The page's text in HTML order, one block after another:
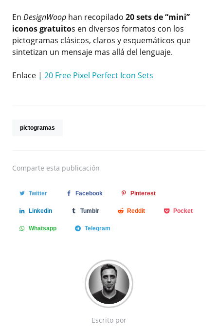
En DesignWoop han recopilado 20 sets de “mini”
iconos gratuitos en diversos formatos con los
pictogramas clásicos, claros y esquemáticos que
sintetizan un mensaje mas allá del lenguaje.
Enlace | 20 Free Pixel Perfect Icon Sets
pictogramas
Comparte esta publicación
Twitter Facebook Pinterest
Linkedin Tumblr Reddit Pocket
Whatsapp Telegram
Escrito por